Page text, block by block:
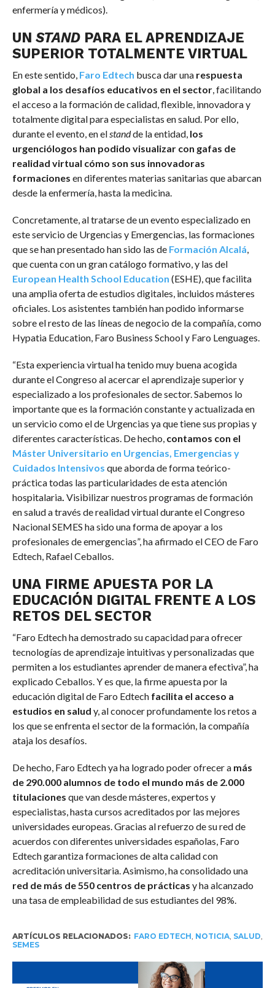
enfermería y médicos).
UN STANDPARA EL APRENDIZAJE
SUPERIOR TOTALMENTE VIRTUAL
En este sentido, Faro Edtech busca dar una respuesta
global a los desafíos educativos en el sector, facilitando
el acceso a la formación de calidad, flexible, innovadora y
totalmente digital para especialistas en salud. Por ello,
durante el evento, en el standde la entidad, los
urgenciólogos han podido visualizar con gafas de
realidad virtual cómo son sus innovadoras
formaciones en diferentes materias sanitarias que abarcan
desde la enfermería, hasta la medicina.
Concretamente, al tratarse de un evento especializado en
este servicio de Urgencias y Emergencias, las formaciones
que se han presentado han sido las de Formación Alcalá
que cuenta con un gran catálogo formativo, y las del
European Health School Education (ESHE), que facilita
una amplia oferta de estudios digitales, incluidos másteres
oficiales. Los asistentes también han podido informarse
sobre el resto de las líneas de negocio de la compañía, como
Hypatia Education, Faro Business School y Faro Lenguages.
“Esta experiencia virtual ha tenido muy buena acogida
durante el Congreso al acercar el aprendizaje superior y
especializado a los profesionales de sector. Sabemos lo
importante que es la formación constante y actualizada en
un servicio como el de Urgencias ya que tiene sus propias y
diferentes características. De hecho, contamos con el
Máster Universitario en Urgencias, Emergencias y
Cuidados Intensivos que aborda de forma teórico-
práctica todas las particularidades de esta atención
hospitalaria. Visibilizar nuestros programas de formación
en salud a través de realidad virtual durante el Congreso
Nacional SEMES ha sido una forma de apoyar a los
profesionales de emergencias”, ha afirmado el CEO de Faro
Edtech, Rafael Ceballos.
UNA FIRME APUESTA POR LA
EDUCACIÓN DIGITAL FRENTE A LOS
RETOS DEL SECTOR
“Faro Edtech ha demostrado su capacidad para ofrecer
tecnologías de aprendizaje intuitivas y personalizadas que
permiten a los estudiantes aprender de manera efectiva”, ha
explicado Ceballos. Y es que, la firme apuesta por la
educación digital de Faro Edtech facilita el acceso a
estudios en salud y, al conocer profundamente los retos a
los que se enfrenta el sector de la formación, la compañía
ataja los desafíos.
De hecho, Faro Edtech ya ha logrado poder ofrecer a más
de 290.000 alumnos de todo el mundo más de 2.000
titulaciones que van desde másteres, expertos y
especialistas, hasta cursos acreditados por las mejores
universidades europeas. Gracias al refuerzo de su red de
acuerdos con diferentes universidades españolas, Faro
Edtech garantiza formaciones de alta calidad con
acreditación universitaria. Asimismo, ha consolidado una
red de más de 550 centros de prácticas y ha alcanzado
una tasa de empleabilidad de sus estudiantes del 98%.
ARTÍCULOS RELACIONADOS: FARO EDTECH NOTICIA, SALUD
SEMES